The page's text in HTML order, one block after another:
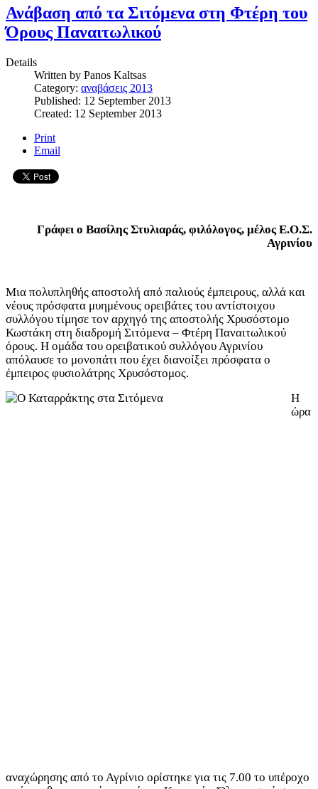
Ανάβαση από τα Σιτόμενα στη Φτέρη του
Όρους Παναιτωλικού
Details
Written by Panos Kaltsas
Category: αναβάσεις 2013
Published: 12 September 2013
Created: 12 September 2013
Print
Email
Γράφει ο Βασίλης Στυλιαράς, φιλόλογος, μέλος Ε.Ο.Σ.
Αγρινίου
Μια πολυπληθής αποστολή από παλιούς έμπειρους, αλλά και
νέους πρόσφατα μυημένους ορειβάτες του αντίστοιχου
συλλόγου τίμησε τον αρχηγό της αποστολής Χρυσόστομο
Κωστάκη στη διαδρομή Σιτόμενα – Φτέρη Παναιτωλικού
όρους. Η ομάδα του ορειβατικού συλλόγου Αγρινίου
απόλαυσε το μονοπάτι που έχει διανοίξει πρόσφατα ο
έμπειρος φυσιολάτρης Χρυσόστομος.
Η
ώρα
αναχώρησης από το Αγρίνιο ορίστηκε για τις 7.00 το υπέροχο